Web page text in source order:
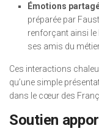
Émotions
préparée par
renforçant ainsi le
ses amis du
Ces interactions
qu’une simple
dans le cœur des
Soutien